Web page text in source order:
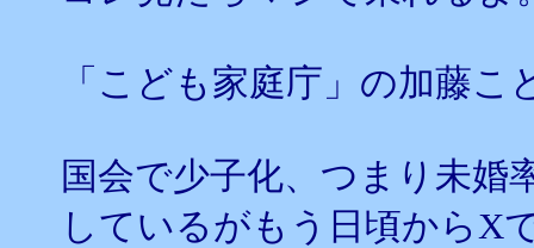
「こども家庭庁」の加藤こ
国会で少子化、つまり未婚
しているがもう日頃からX